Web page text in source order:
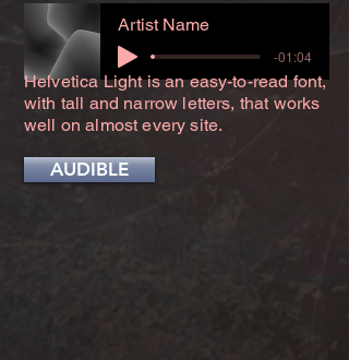
Artist Name
-01:04
Helvetica Light is an easy-to-read font,
with tall and narrow letters, that works
well on almost every site.
AUDIBLE